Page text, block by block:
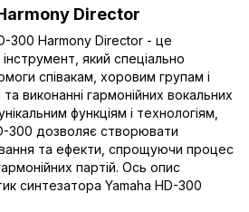
Director
300 Harmony Director - це
який спеціально
співакам, хоровим групам і
виконанні гармонійних вокальних
функціям і технологіям,
300 дозволяє створювати
та ефекти, спрощуючи процес
партій. Ось опис
синтезатора Yamaha HD-300